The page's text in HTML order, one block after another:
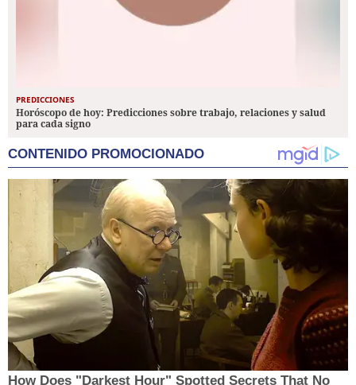
PREDICCIONES
Horóscopo de hoy: Predicciones sobre trabajo, relaciones y salud
para cada signo
CONTENIDO PROMOCIONADO
How Does "Darkest Hour" Spotted Secrets That No